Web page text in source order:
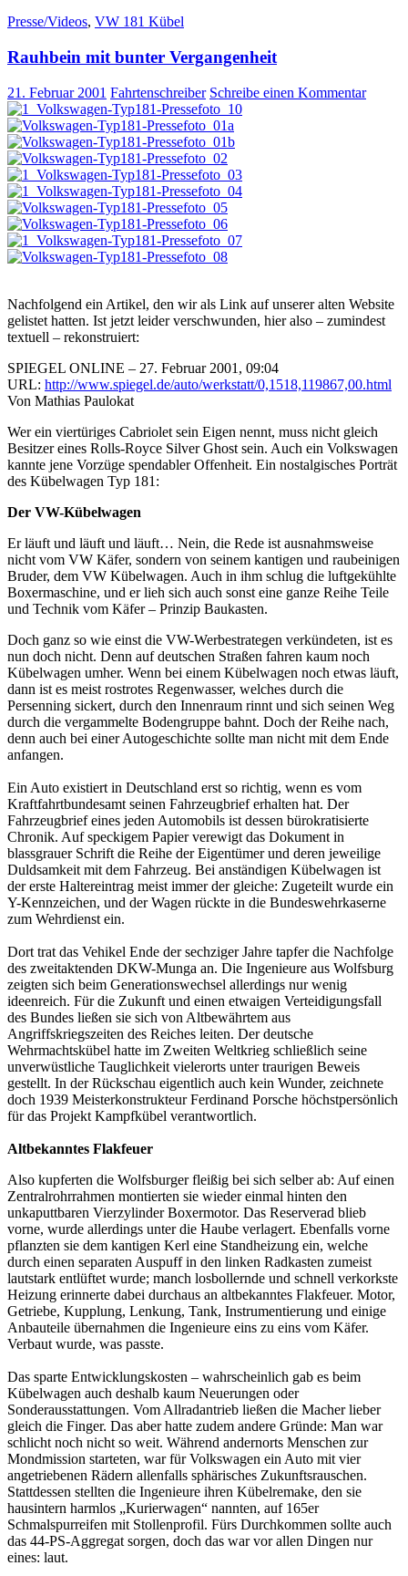
Presse/Videos, VW 181 Kübel
Rauhbein mit bunter Vergangenheit
21. Februar 2001 Fahrtenschreiber Schreibe einen Kommentar
Nachfolgend ein Artikel, den wir als Link auf unserer alten Website
gelistet hatten. Ist jetzt leider verschwunden, hier also – zumindest
textuell – rekonstruiert:
SPIEGEL ONLINE – 27. Februar 2001, 09:04
URL: http://www.spiegel.de/auto/werkstatt/0,1518,119867,00.html
Von Mathias Paulokat
Wer ein viertüriges Cabriolet sein Eigen nennt, muss nicht gleich
Besitzer eines Rolls-Royce Silver Ghost sein. Auch ein Volkswagen
kannte jene Vorzüge spendabler Offenheit. Ein nostalgisches Porträt
des Kübelwagen Typ 181:
Der VW-Kübelwagen
Er läuft und läuft und läuft… Nein, die Rede ist ausnahmsweise
nicht vom VW Käfer, sondern von seinem kantigen und raubeinigen
Bruder, dem VW Kübelwagen. Auch in ihm schlug die luftgekühlte
Boxermaschine, und er lieh sich auch sonst eine ganze Reihe Teile
und Technik vom Käfer – Prinzip Baukasten.
Doch ganz so wie einst die VW-Werbestrategen verkündeten, ist es
nun doch nicht. Denn auf deutschen Straßen fahren kaum noch
Kübelwagen umher. Wenn bei einem Kübelwagen noch etwas läuft,
dann ist es meist rostrotes Regenwasser, welches durch die
Persenning sickert, durch den Innenraum rinnt und sich seinen Weg
durch die vergammelte Bodengruppe bahnt. Doch der Reihe nach,
denn auch bei einer Autogeschichte sollte man nicht mit dem Ende
anfangen.
Ein Auto existiert in Deutschland erst so richtig, wenn es vom
Kraftfahrtbundesamt seinen Fahrzeugbrief erhalten hat. Der
Fahrzeugbrief eines jeden Automobils ist dessen bürokratisierte
Chronik. Auf speckigem Papier verewigt das Dokument in
blassgrauer Schrift die Reihe der Eigentümer und deren jeweilige
Duldsamkeit mit dem Fahrzeug. Bei anständigen Kübelwagen ist
der erste Haltereintrag meist immer der gleiche: Zugeteilt wurde ein
Y-Kennzeichen, und der Wagen rückte in die Bundeswehrkaserne
zum Wehrdienst ein.
Dort trat das Vehikel Ende der sechziger Jahre tapfer die Nachfolge
des zweitaktenden DKW-Munga an. Die Ingenieure aus Wolfsburg
zeigten sich beim Generationswechsel allerdings nur wenig
ideenreich. Für die Zukunft und einen etwaigen Verteidigungsfall
des Bundes ließen sie sich von Altbewährtem aus
Angriffskriegszeiten des Reiches leiten. Der deutsche
Wehrmachtskübel hatte im Zweiten Weltkrieg schließlich seine
unverwüstliche Tauglichkeit vielerorts unter traurigen Beweis
gestellt. In der Rückschau eigentlich auch kein Wunder, zeichnete
doch 1939 Meisterkonstrukteur Ferdinand Porsche höchstpersönlich
für das Projekt Kampfkübel verantwortlich.
Altbekanntes Flakfeuer
Also kupferten die Wolfsburger fleißig bei sich selber ab: Auf einen
Zentralrohrrahmen montierten sie wieder einmal hinten den
unkaputtbaren Vierzylinder Boxermotor. Das Reserverad blieb
vorne, wurde allerdings unter die Haube verlagert. Ebenfalls vorne
pflanzten sie dem kantigen Kerl eine Standheizung ein, welche
durch einen separaten Auspuff in den linken Radkasten zumeist
lautstark entlüftet wurde; manch losbollernde und schnell verkorkste
Heizung erinnerte dabei durchaus an altbekanntes Flakfeuer. Motor,
Getriebe, Kupplung, Lenkung, Tank, Instrumentierung und einige
Anbauteile übernahmen die Ingenieure eins zu eins vom Käfer.
Verbaut wurde, was passte.
Das sparte Entwicklungskosten – wahrscheinlich gab es beim
Kübelwagen auch deshalb kaum Neuerungen oder
Sonderausstattungen. Vom Allradantrieb ließen die Macher lieber
gleich die Finger. Das aber hatte zudem andere Gründe: Man war
schlicht noch nicht so weit. Während andernorts Menschen zur
Mondmission starteten, war für Volkswagen ein Auto mit vier
angetriebenen Rädern allenfalls sphärisches Zukunftsrauschen.
Stattdessen stellten die Ingenieure ihren Kübelremake, den sie
hausintern harmlos „Kurierwagen“ nannten, auf 165er
Schmalspurreifen mit Stollenprofil. Fürs Durchkommen sollte auch
das 44-PS-Aggregat sorgen, doch das war vor allen Dingen nur
eines: laut.